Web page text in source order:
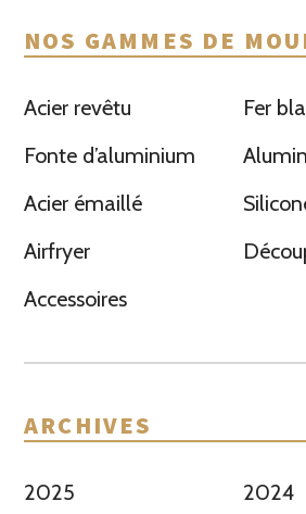
NOS GAMMES DE
Acier revêtu
Fer
Fonte d’aluminium
Acier émaillé
Airfryer
Accessoires
ARCHIVES
2025 2024